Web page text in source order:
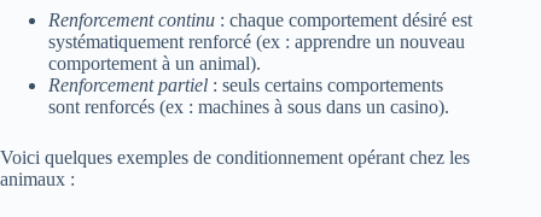
Renforcement continu : chaque comportement désiré est
systématiquement renforcé (ex : apprendre un nouveau
comportement à un animal).
Renforcement partiel : seuls certains comportements
sont renforcés (ex : machines à sous dans un casino).
Voici quelques exemples de conditionnement opérant chez les
animaux :